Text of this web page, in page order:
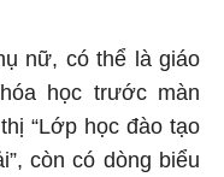
nữ, có thể là giáo
học trước màn
“Lớp học đào tạo
còn có dòng biểu